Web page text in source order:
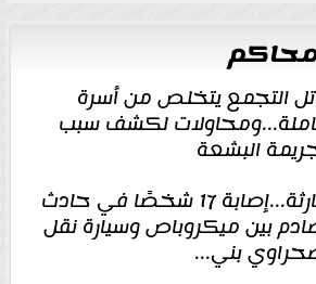
التجمع يتخلص من أسرة
لكشف سبب
البشعة
كارثة...إصابة 17 شخصًا في حادث
بين ميكروباص وسيارة نقل
بني...